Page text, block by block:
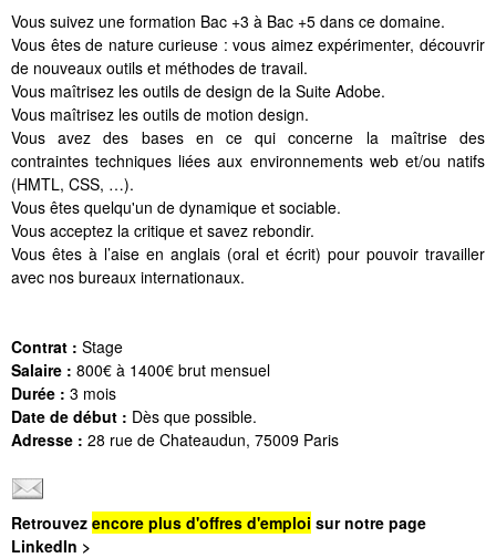
Vous suivez une formation Bac +3 à Bac +5 dans ce domaine.
Vous êtes de nature curieuse : vous aimez expérimenter, découvrir
de nouveaux outils et méthodes de travail.
Vous maîtrisez les outils de design de la Suite Adobe.
Vous maîtrisez les outils de motion design.
Vous avez des bases en ce qui concerne la maîtrise des
contraintes techniques liées aux environnements web et/ou natifs
(HMTL, CSS, …).
Vous êtes quelqu'un de dynamique et sociable.
Vous acceptez la critique et savez rebondir.
Vous êtes à l’aise en anglais (oral et écrit) pour pouvoir travailler
avec nos bureaux internationaux.
Contrat : Stage
Salaire : 800€ à 1400€ brut mensuel
Durée : 3 mois
Date de début : Dès que possible.
Adresse : 28 rue de Chateaudun, 75009 Paris
Retrouvez encore plus d'offres d'emploi sur notre page
LinkedIn >